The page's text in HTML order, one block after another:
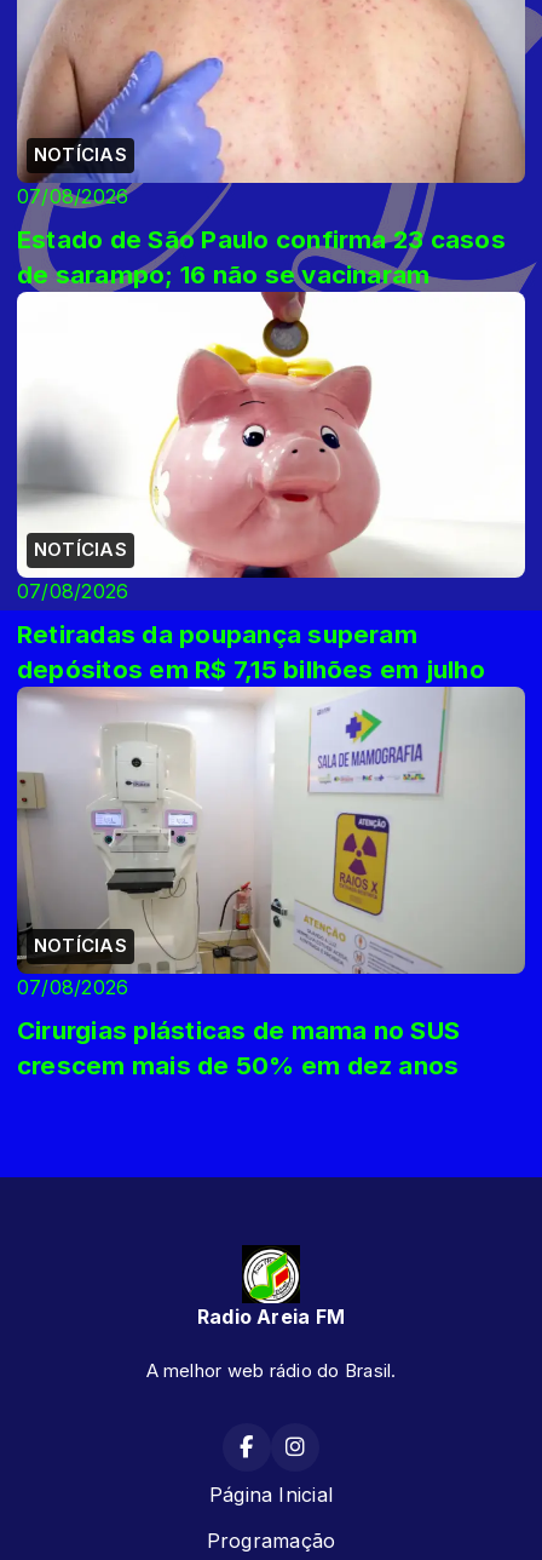
NOTÍCIAS
07/08/2026
Estado de São Paulo confirma 23 casos
de sarampo; 16 não se vacinaram
NOTÍCIAS
07/08/2026
Retiradas da poupança superam
depósitos em R$ 7,15 bilhões em julho
NOTÍCIAS
07/08/2026
Cirurgias plásticas de mama no SUS
crescem mais de 50% em dez anos
Radio Areia FM
A melhor web rádio do Brasil.
Página Inicial
Programação